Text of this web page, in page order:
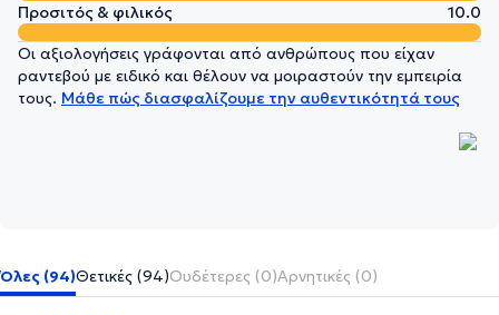
Προσιτός & φιλικός
10.0
Οι αξιολογήσεις γράφονται από ανθρώπους που είχαν
ραντεβού με ειδικό και θέλουν να μοιραστούν την εμπειρία
τους. Μάθε πώς διασφαλίζουμε την αυθεντικότητά τους
Όλες (94)Θετικές (94)Ουδέτερες (0)Αρνητικές (0)